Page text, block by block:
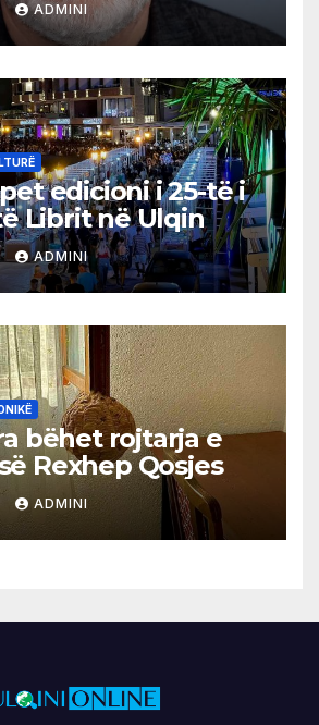
ADMINI
edicioni i 25-të i
Librit në Ulqin
ADMINI
bëhet rojtarja e
Rexhep Qosjes
ADMINI